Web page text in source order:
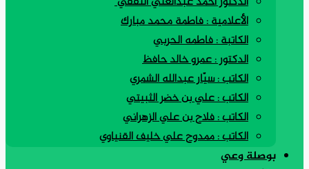
الأعلامية : فاطمة محمد مبارك
الكاتبة : فاطمه الحربي
الدكتور : عمرو خالد حافظ
الكاتب : سيّار عبدالله الشمري
الكاتب : علي بن خضر الثبيتي
الكاتب : فلاح بن علي الزهراني
الكاتب : ممدوح علي خليف القنياوي
بوصلة وعي